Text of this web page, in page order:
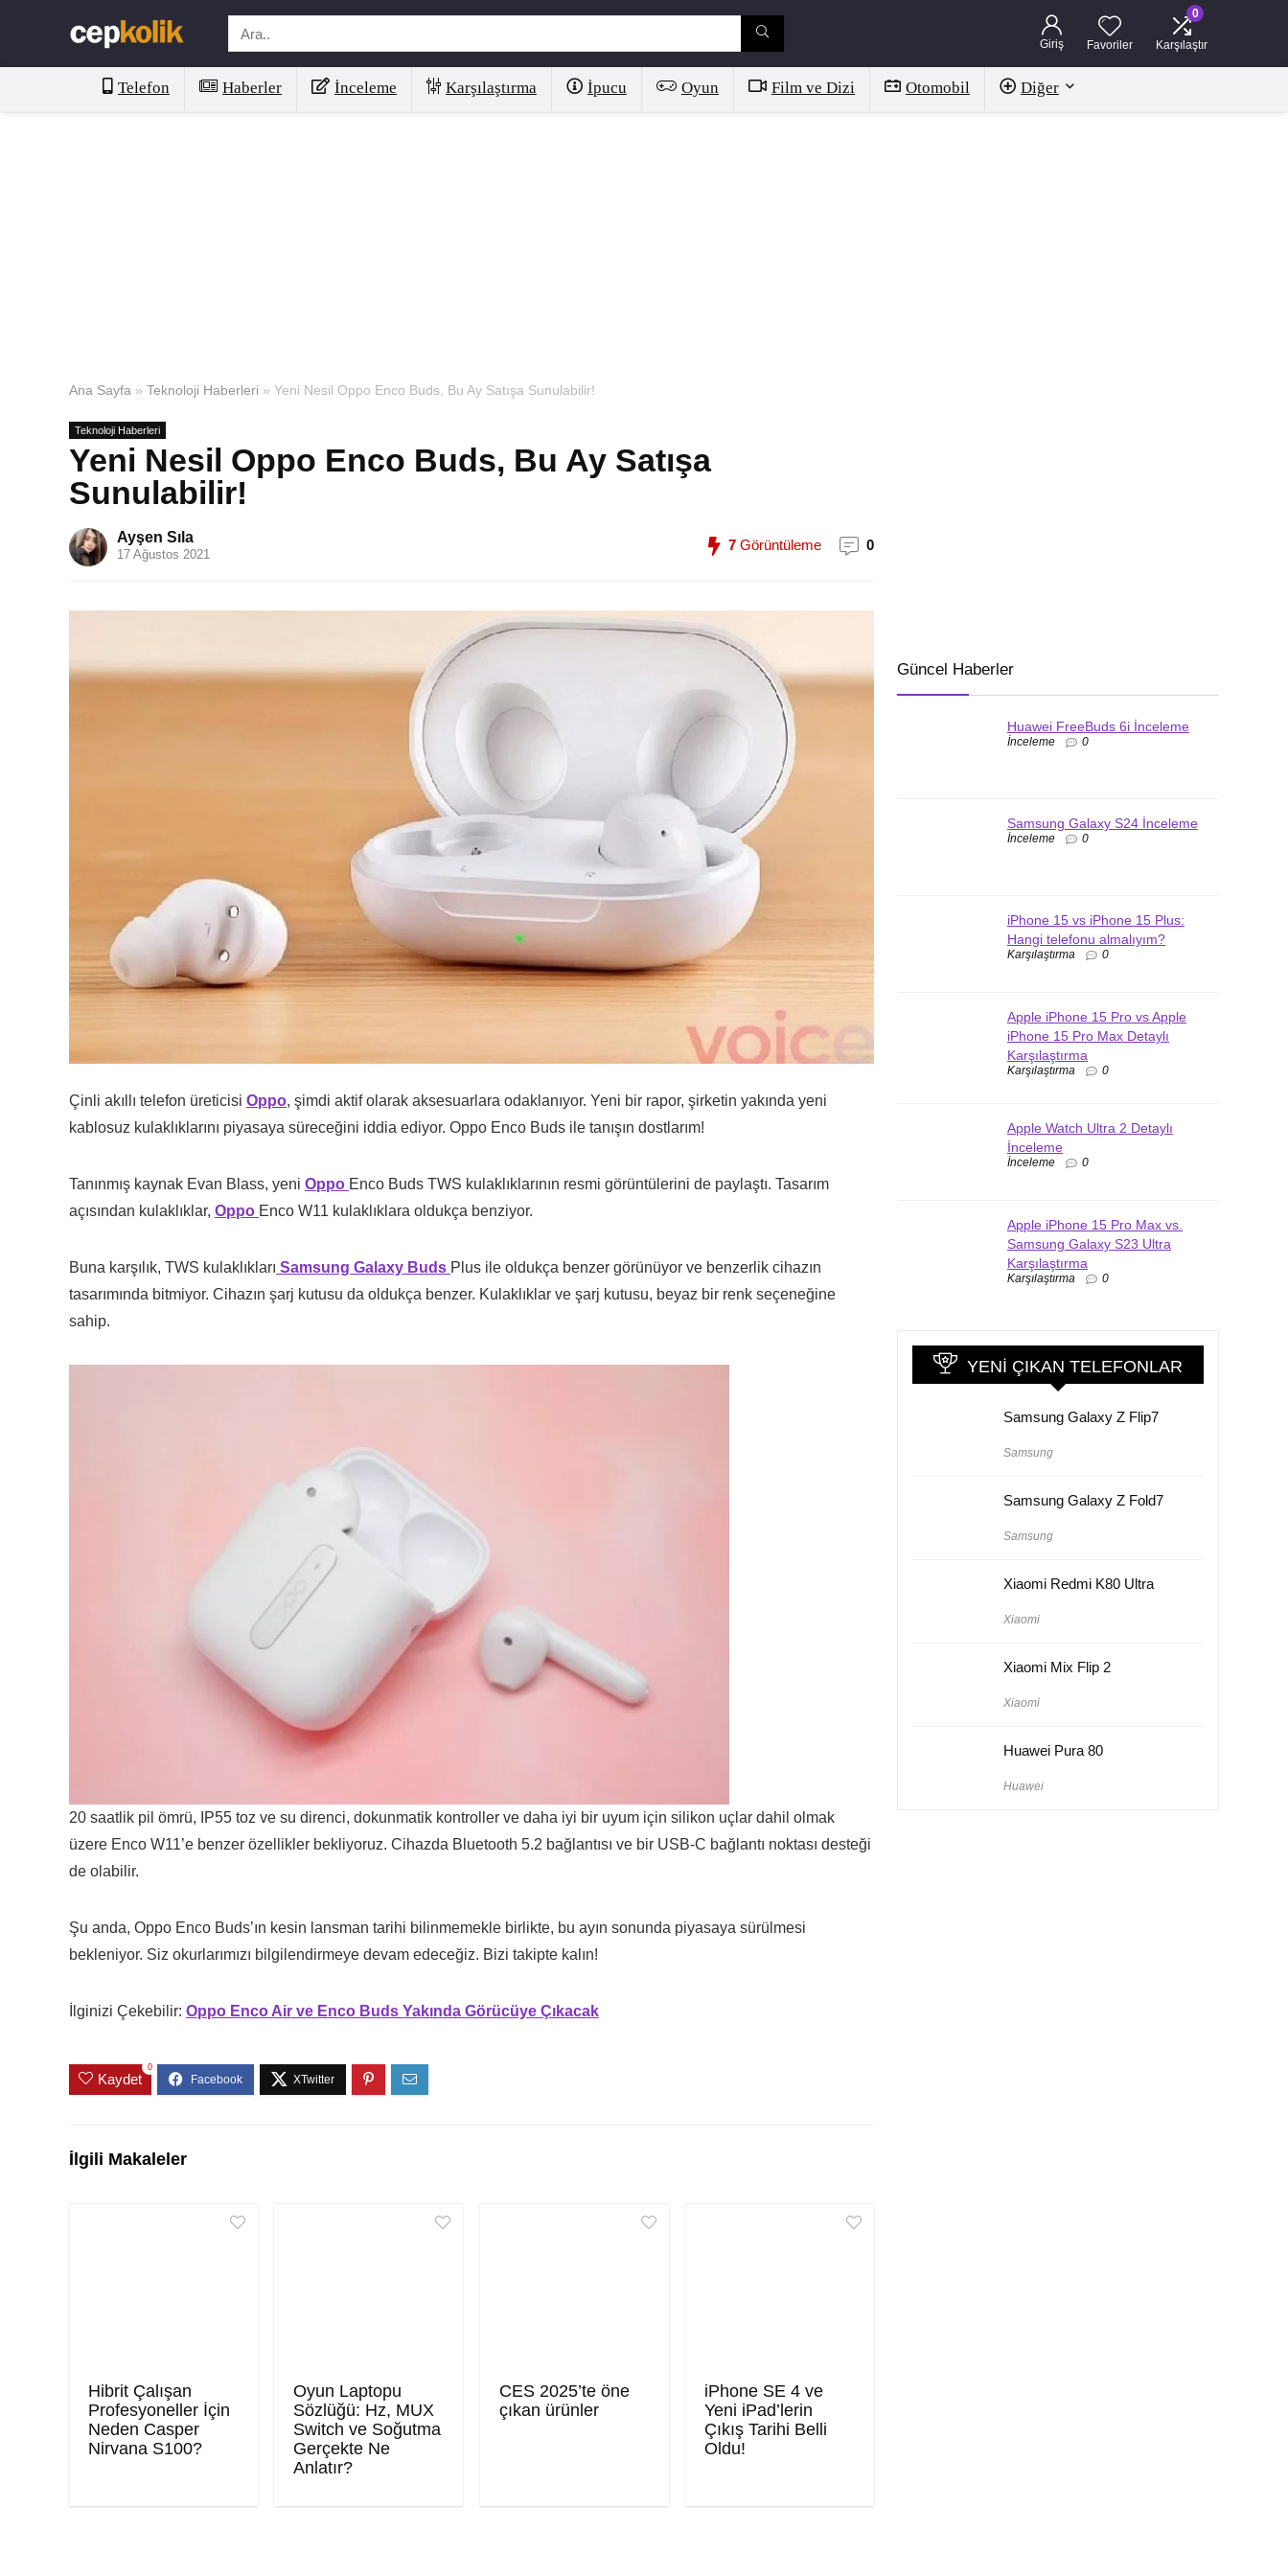
Giriş Favoriler
0
Karşılaştır
Telefon Haberler İnceleme Karşılaştırma İpucu Oyun Film ve Dizi Otomobil Diğer
Ana Sayfa » Teknoloji Haberleri » Yeni Nesil Oppo Enco Buds, Bu Ay Satışa Sunulabilir!
Teknoloji Haberleri
Yeni Nesil Oppo Enco Buds, Bu Ay Satışa
Sunulabilir!
Ayşen Sıla
17 Ağustos 2021
7 Görüntüleme 0
Çinli akıllı telefon üreticisi Oppo, şimdi aktif olarak aksesuarlara odaklanıyor. Yeni bir rapor, şirketin yakında yeni
kablosuz kulaklıklarını piyasaya süreceğini iddia ediyor. Oppo Enco Buds ile tanışın dostlarım!
Tanınmış kaynak Evan Blass, yeni Oppo Enco Buds TWS kulaklıklarının resmi görüntülerini de paylaştı. Tasarım
açısından kulaklıklar, Oppo Enco W11 kulaklıklara oldukça benziyor.
Buna karşılık, TWS kulaklıkları Samsung Galaxy Buds Plus ile oldukça benzer görünüyor ve benzerlik cihazın
tasarımında bitmiyor. Cihazın şarj kutusu da oldukça benzer. Kulaklıklar ve şarj kutusu, beyaz bir renk seçeneğine
sahip.
20 saatlik pil ömrü, IP55 toz ve su direnci, dokunmatik kontroller ve daha iyi bir uyum için silikon uçlar dahil olmak
üzere Enco W11’e benzer özellikler bekliyoruz. Cihazda Bluetooth 5.2 bağlantısı ve bir USB-C bağlantı noktası desteği
de olabilir.
Şu anda, Oppo Enco Buds’ın kesin lansman tarihi bilinmemekle birlikte, bu ayın sonunda piyasaya sürülmesi
bekleniyor. Siz okurlarımızı bilgilendirmeye devam edeceğiz. Bizi takipte kalın!
İlginizi Çekebilir: Oppo Enco Air ve Enco Buds Yakında Görücüye Çıkacak
Kaydet
0
İlgili Makaleler
Hibrit Çalışan
Profesyoneller İçin
Neden Casper
Nirvana S100?
Oyun Laptopu
Sözlüğü: Hz, MUX
Switch ve Soğutma
Gerçekte Ne
Anlatır?
CES 2025’te öne
çıkan ürünler
iPhone SE 4 ve
Yeni iPad’lerin
Çıkış Tarihi Belli
Oldu!
Güncel Haberler
Huawei FreeBuds 6i İnceleme
İnceleme 0
Samsung Galaxy S24 İnceleme
İnceleme 0
iPhone 15 vs iPhone 15 Plus:
Hangi telefonu almalıyım?
Karşılaştırma 0
Apple iPhone 15 Pro vs Apple
iPhone 15 Pro Max Detaylı
Karşılaştırma
Karşılaştırma 0
Apple Watch Ultra 2 Detaylı
İnceleme
İnceleme 0
Apple iPhone 15 Pro Max vs.
Samsung Galaxy S23 Ultra
Karşılaştırma
Karşılaştırma 0
YENI ÇIKAN TELEFONLAR
Samsung Galaxy Z Flip7
Samsung
Samsung Galaxy Z Fold7
Samsung
Xiaomi Redmi K80 Ultra
Xiaomi
Xiaomi Mix Flip 2
Xiaomi
Huawei Pura 80
Huawei